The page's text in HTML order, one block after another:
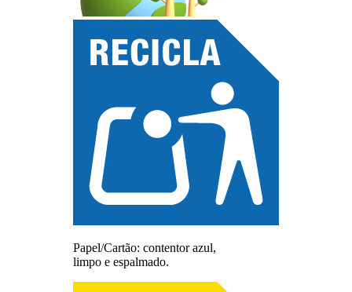
Papel/Cartão: contentor azul,
limpo e espalmado.